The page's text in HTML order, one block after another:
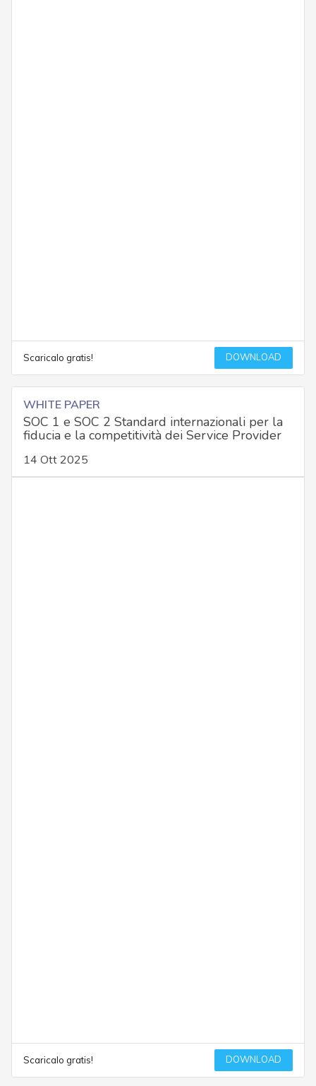
Scaricalo gratis! DOWNLOAD
WHITE PAPER
SOC 1 e SOC 2 Standard internazionali per la
fiducia e la competitività dei Service Provider
14 Ott 2025
Scaricalo gratis! DOWNLOAD